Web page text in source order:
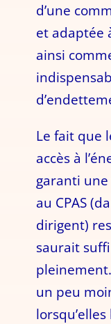
d’une
et adaptée
ainsi
Le fait que
accès à
garanti une
au CPAS
dirigent)
saurait
un peu